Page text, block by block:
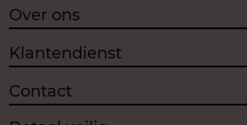
Over ons
Klantendienst
Contact